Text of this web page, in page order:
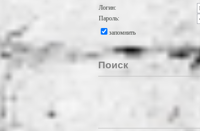
Логин:
Пароль:
запомнить
Поиск